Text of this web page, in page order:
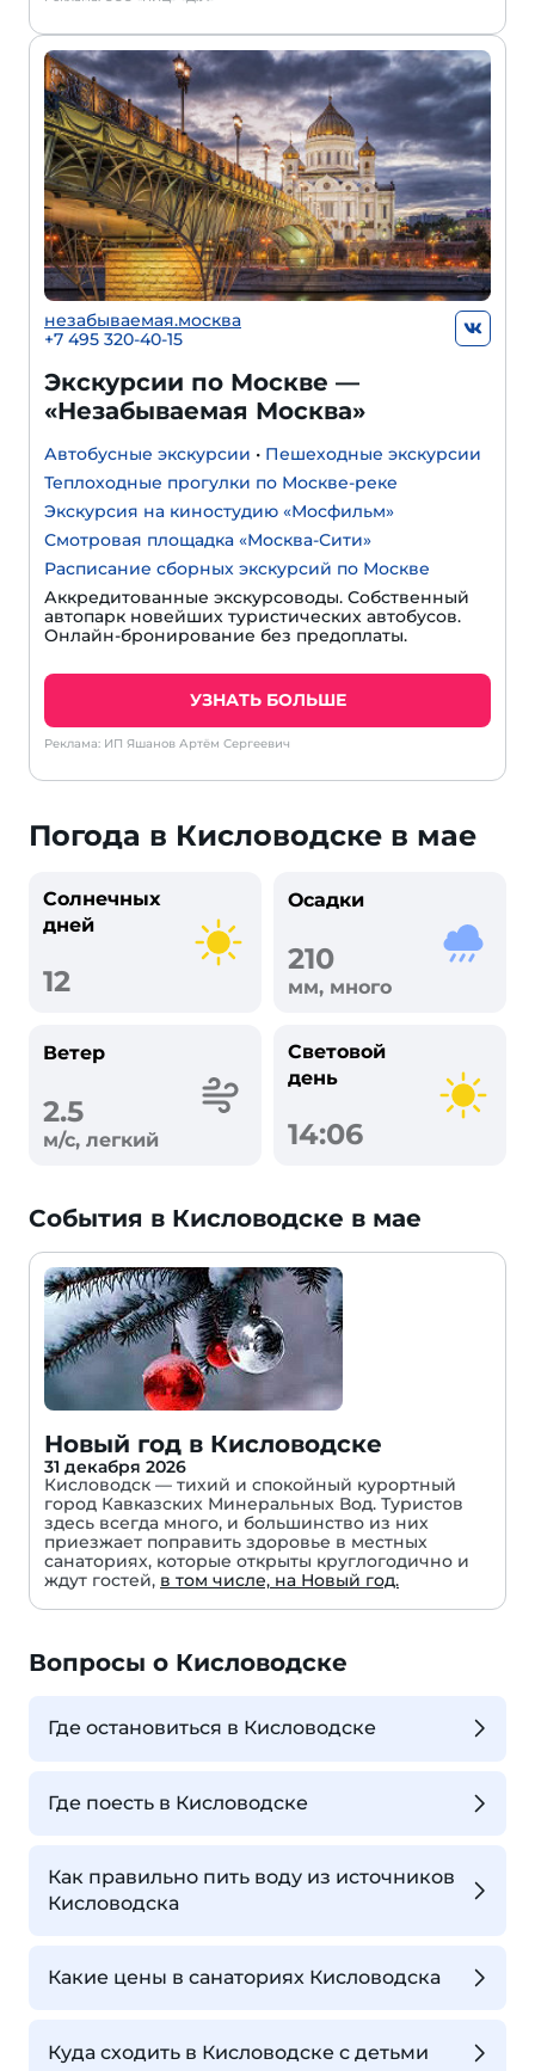
незабываемая.москва
+7 495 320-40-15
Экскурсии по Москве —
«Незабываемая Москва»
Автобусные экскурсии • Пешеходные экскурсии
Теплоходные прогулки по Москве-реке
Экскурсия на киностудию «Мосфильм»
Смотровая площадка «Москва-Сити»
Расписание сборных экскурсий по Москве
Аккредитованные экскурсоводы. Собственный
автопарк новейших туристических автобусов.
Онлайн-бронирование без предоплаты.
УЗНАТЬ БОЛЬШЕ
Реклама: ИП Яшанов Артём Сергеевич
Погода в Кисловодске в мае
Солнечных
дней
12
Осадки
210
мм, много
Ветер
2.5
м/с, легкий
Световой
день
14:06
События в Кисловодске в мае
Новый год в Кисловодске
31 декабря 2026
Кисловодск — тихий и спокойный курортный
город Кавказских Минеральных Вод. Туристов
здесь всегда много, и большинство из них
приезжает поправить здоровье в местных
санаториях, которые открыты круглогодично и
ждут гостей, в том числе, на Новый год.
Вопросы о Кисловодске
Где остановиться в Кисловодске
Где поесть в Кисловодске
Как правильно пить воду из источников
Кисловодска
Какие цены в санаториях Кисловодска
Куда сходить в Кисловодске с детьми